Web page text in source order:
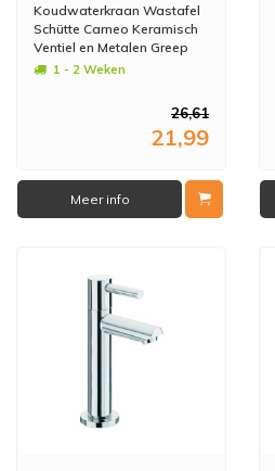
Koudwaterkraan Wastafel
Schütte Carneo Keramisch
Ventiel en Metalen Greep
Chroom
1 - 2 Weken
26,61
21,99
Meer info